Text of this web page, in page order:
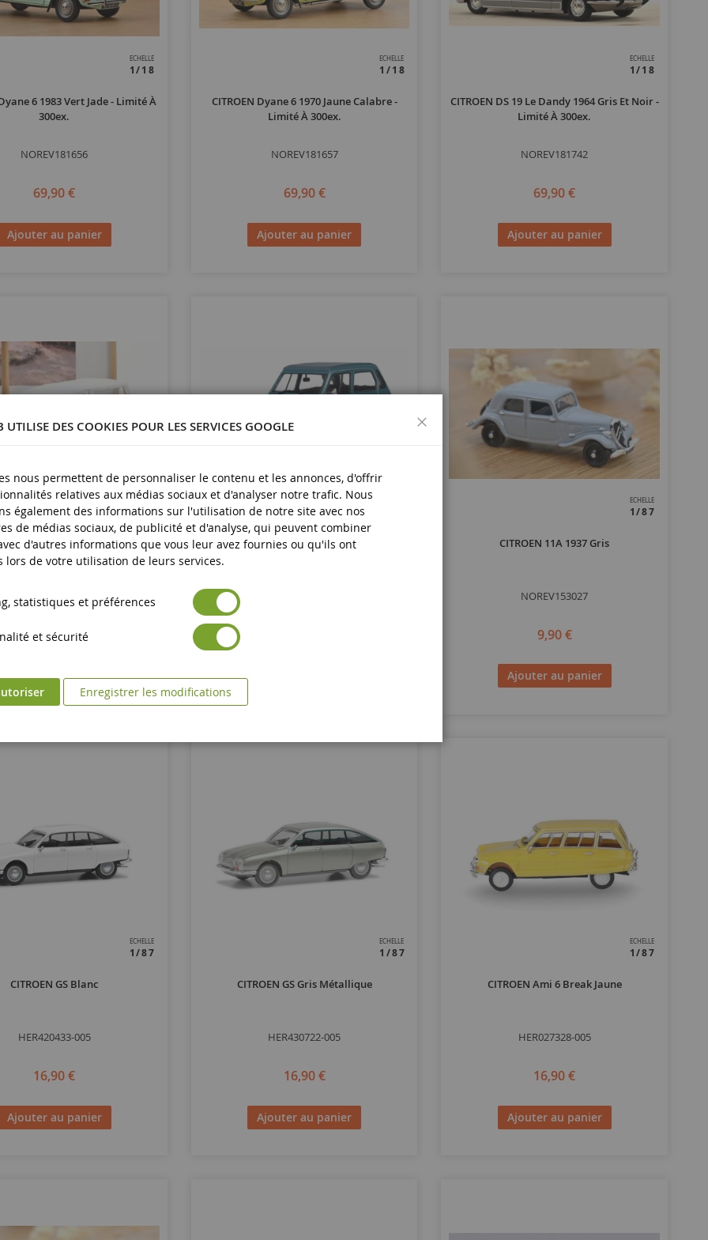
ECHELLE
1/18
6 1983 Vert Jade - Limité À
300ex.
NOREV181656
69,90 €
Ajouter au panier
ECHELLE
1/18
CITROEN Dyane 6 1970 Jaune Calabre -
Limité À 300ex.
NOREV181657
69,90 €
Ajouter au panier
ECHELLE
1/18
CITROEN DS 19 Le Dandy 1964 Gris Et Noir -
Limité À 300ex.
NOREV181742
69,90 €
Ajouter au panier
ECHELLE
1/18
1983 Kaki - Limité À 300ex.
NOREV181803
69,90 €
Ajouter au panier
CITROEN Dyane 6 1967 Bleu
ECHELLE
1/87
CITROEN 11A 1937 Gris
NOREV153027
9,90 €
Ajouter au panier
ECHELLE
1/87
CITROEN GS Blanc
HER420433-005
16,90 €
Ajouter au panier
ECHELLE
1/87
CITROEN GS Gris Métallique
HER430722-005
16,90 €
Ajouter au panier
ECHELLE
1/87
CITROEN Ami 6 Break Jaune
HER027328-005
16,90 €
Ajouter au panier
UTILISE DES COOKIES POUR LES SERVICES GOOGLE
nous permettent de personnaliser le contenu et les annonces, d'offrir
relatives aux médias sociaux et d'analyser notre trafic. Nous
également des informations sur l'utilisation de notre site avec nos
de médias sociaux, de publicité et d'analyse, qui peuvent combiner
d'autres informations que vous leur avez fournies ou qu'ils ont
lors de votre utilisation de leurs services.
statistiques et préférences
et sécurité
Enregistrer les modifications